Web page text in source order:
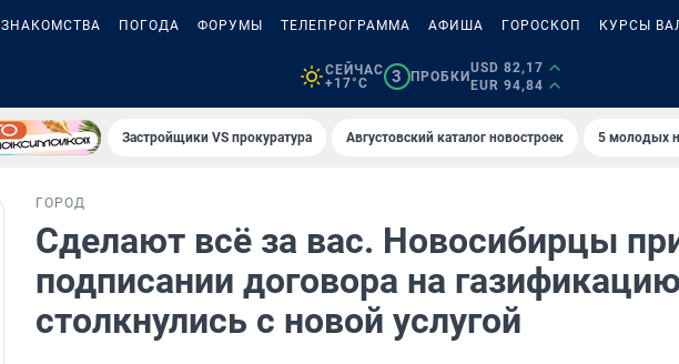
ЗНАКОМСТВА ПОГОДА ФОРУМЫ ТЕЛЕПРОГРАММА АФИША ГОРОСКОП КУРСЫ
СЕЙЧАС
+17°C
3 ПРОБКИ
USD 82,17
EUR 94,84
Застройщики VS прокуратура Августовский каталог новостроек 5 молодых
ГОРОД
Сделают всё за вас. Новосибирцы
подписании договора на
столкнулись с новой услугой